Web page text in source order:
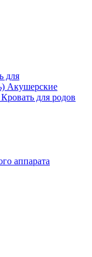
для
Акушерские
Кровать для родов
аппарата